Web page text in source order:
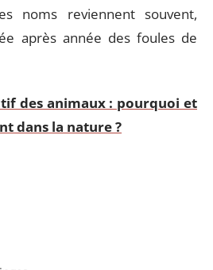
noms reviennent souvent,
après année des foules de
des animaux : pourquoi et
dans la nature ?